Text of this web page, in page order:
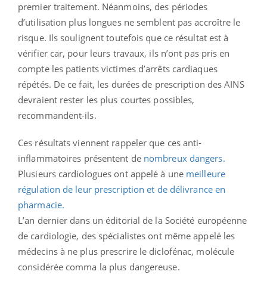
premier traitement. Néanmoins, des périodes
d’utilisation plus longues ne semblent pas accroître le
risque. Ils soulignent toutefois que ce résultat est à
vérifier car, pour leurs travaux, ils n’ont pas pris en
compte les patients victimes d’arrêts cardiaques
répétés. De ce fait, les durées de prescription des AINS
devraient rester les plus courtes possibles,
recommandent-ils.
Ces résultats viennent rappeler que ces anti-
inflammatoires présentent de nombreux dangers.
Plusieurs cardiologues ont appelé à une meilleure
régulation de leur prescription et de délivrance en
pharmacie.
L’an dernier dans un éditorial de la Société européenne
de cardiologie, des spécialistes ont même appelé les
médecins à ne plus prescrire le diclofénac, molécule
considérée comma la plus dangereuse.